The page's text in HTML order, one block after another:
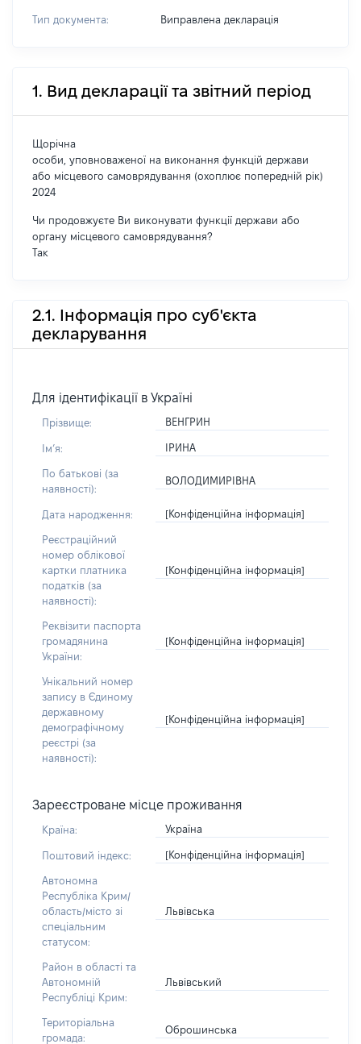
Тип документа: Виправлена декларація
1. Вид декларації та звітний період
Щорічна
особи, уповноваженої на виконання функцій держави
або місцевого самоврядування (охоплює попередній рік)
2024
Чи продовжуєте Ви виконувати функції держави або
органу місцевого самоврядування?
Так
2.1. Інформація про суб'єкта
декларування
Для ідентифікації в Україні
Прізвище: ВЕНГРИН
Імʼя: ІРИНА
По батькові (за
наявності):
ВОЛОДИМИРІВНА
Дата народження: [Конфіденційна інформація]
Реєстраційний
номер облікової
картки платника
податків (за
наявності):
[Конфіденційна інформація]
Реквізити паспорта
громадянина
України:
[Конфіденційна інформація]
Унікальний номер
запису в Єдиному
державному
демографічному
реєстрі (за
наявності):
[Конфіденційна інформація]
Зареєстроване місце проживання
Країна: Україна
Поштовий індекс: [Конфіденційна інформація]
Автономна
Республіка Крим/
область/місто зі
спеціальним
статусом:
Львівська
Район в області та
Автономній
Республіці Крим:
Львівський
Територіальна
громада:
Оброшинська